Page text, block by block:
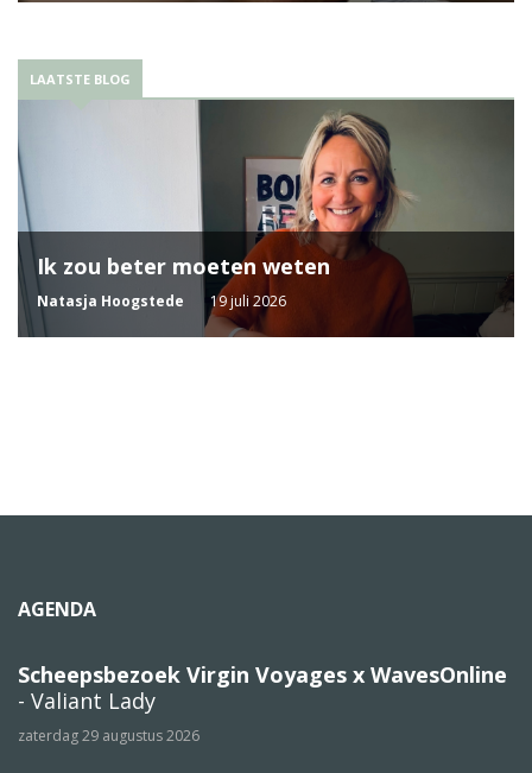
LAATSTE BLOG
Ik zou beter moeten weten
Natasja Hoogstede 19 juli 2026
AGENDA
Scheepsbezoek Virgin Voyages x WavesOnline
- Valiant Lady
zaterdag 29 augustus 2026